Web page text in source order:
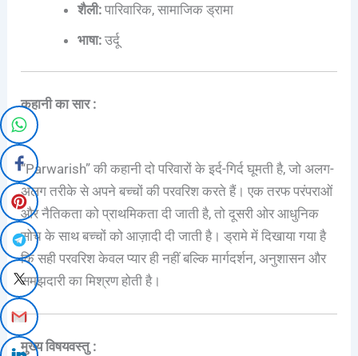
शैली: पारिवारिक, सामाजिक ड्रामा
भाषा: उर्दू
कहानी का सार :
“Parwarish” की कहानी दो परिवारों के इर्द-गिर्द घूमती है, जो अलग-
अलग तरीके से अपने बच्चों की परवरिश करते हैं। एक तरफ परंपराओं
और नैतिकता को प्राथमिकता दी जाती है, तो दूसरी ओर आधुनिक
सोच के साथ बच्चों को आज़ादी दी जाती है। ड्रामे में दिखाया गया है
कि सही परवरिश केवल प्यार ही नहीं बल्कि मार्गदर्शन, अनुशासन और
समझदारी का मिश्रण होती है।
मुख्य विषयवस्तु :